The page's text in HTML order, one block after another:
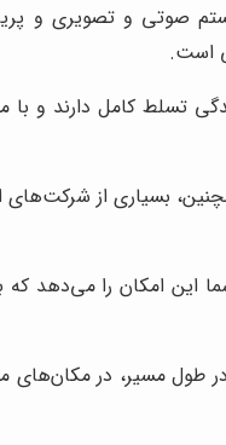
صوتی و تصویری و
است.
تسلط کامل دارند و
بسیاری از شرکت‌های
این امکان را می‌دهد که
طول مسیر، در مکان‌های